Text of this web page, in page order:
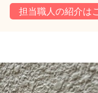
担当職人の紹介は